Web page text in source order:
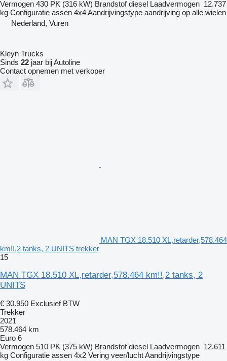
Vermogen 430 PK (316 kW) Brandstof diesel Laadvermogen 12.737
kg Configuratie assen 4x4Aandrijvingstype aandrijving op alle wielen
Nederland, Vuren
Kleyn Trucks
Sinds 22 jaar bij Autoline
Contact opnemen met verkoper
MAN TGX 18.510 XL,retarder,578.464
km!!,2 tanks, 2 UNITS trekker
15
MAN TGX 18.510 XL,retarder,578.464 km!!,2 tanks, 2
UNITS
€ 30.950 Exclusief BTW
Trekker
2021
578.464 km
Euro 6
Vermogen 510 PK (375 kW) Brandstof diesel Laadvermogen 12.611
kg Configuratie assen 4x2 Vering veer/luchtAandrijvingstype